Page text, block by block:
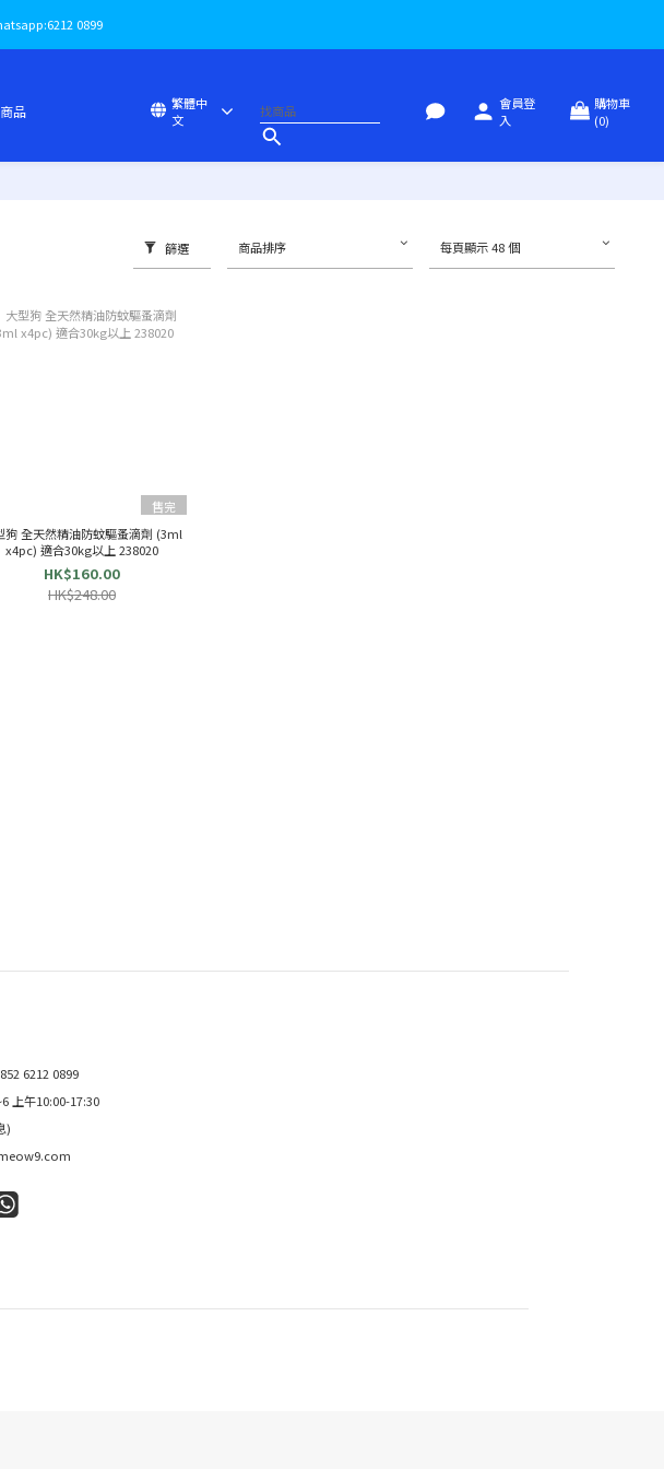
0899
繁體中
文
會員登
入
購物車
(0)
品
篩選 商品排序 每頁顯示 48 個
售完
狗 全天然精油防蚊驅蚤滴劑 (3ml
x4pc) 適合30kg以上 238020
HK$160.00
HK$248.00
6212 0899
上午10:00-17:30
)